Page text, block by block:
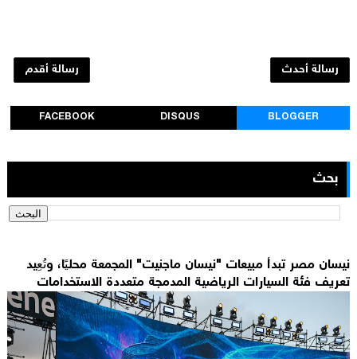
رسالة أحدث رسالة أقدم
BLOGGER
DISQUS
FACEBOOK
بحث
نيسان مصر تبدأ مبيعات "نيسان ماجنيت" المجمعة محليًا، وتُعِيد
تعريف فئة السيارات الرياضية المدمجة متعددة الاستخدامات